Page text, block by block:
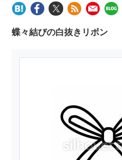
蝶々結びの白抜きリボン